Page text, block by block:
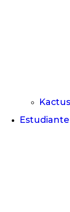
Kactus
Estudiante